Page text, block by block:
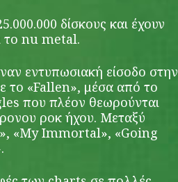
δίσκους και έχουν
το nu metal.
εντυπωσιακή είσοδο στην
το «Fallen», μέσα από το
που πλέον θεωρούνται
ροκ ήχου. Μεταξύ
«My Immortal», «Going